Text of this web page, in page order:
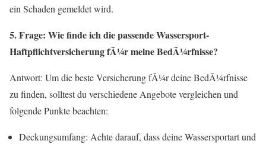
ein Schaden gemeldet wird.
5. Frage: Wie finde ich die passende Wassersport-
Haftpflichtversicherung fÃ¼r meine BedÃ¼rfnisse?
Antwort: Um die beste Versicherung fÃ¼r deine BedÃ¼rfnisse
zu finden, solltest du verschiedene Angebote vergleichen und
folgende Punkte beachten:
Deckungsumfang: Achte darauf, dass deine Wassersportart und